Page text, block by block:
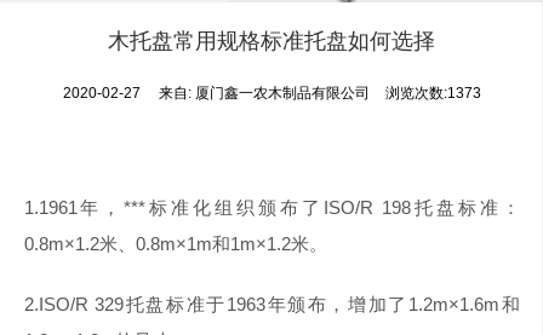
木托盘常用规格标准托盘如何选择
2020-02-27 来自: 厦门鑫一农木制品有限公司 浏览次数:1373
1.1961年，***标准化组织颁布了ISO/R 198托盘标准：
0.8m×1.2米、0.8m×1m和1m×1.2米。
2.ISO/R 329托盘标准于1963年颁布，增加了1.2m×1.6m和